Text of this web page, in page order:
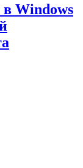
Windows